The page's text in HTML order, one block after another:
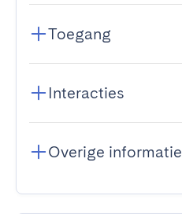
Toegang
Interacties
Overige informatie